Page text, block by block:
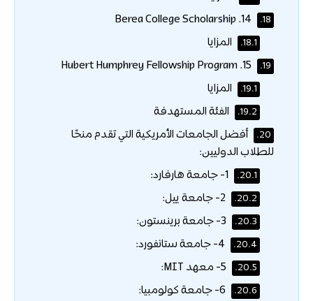
18.
18.1. المزايا
19.
19.1. المزايا
19.2. الفئة المستهدفة
20.
أفضل الجامعات الأمريكية التي تقدم منحًا
للطلاب الدوليين:
20.1.
20.2.
20.3.
20.4.
20.5.
20.6.